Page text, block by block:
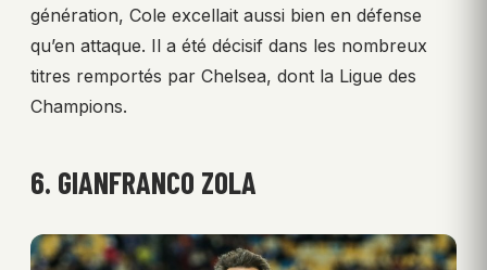
génération, Cole excellait aussi bien en défense
qu’en attaque. Il a été décisif dans les nombreux
titres remportés par Chelsea, dont la Ligue des
Champions.
6. GIANFRANCO ZOLA